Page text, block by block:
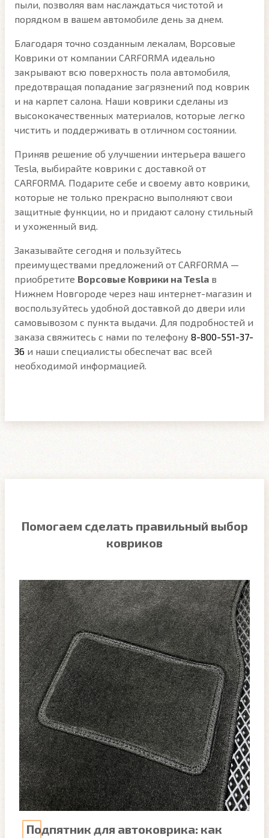
пыли, позволяя вам наслаждаться чистотой и
порядком в вашем автомобиле день за днем.
Благодаря точно созданным лекалам, Ворсовые
Коврики от компании CARFORMA идеально
закрывают всю поверхность пола автомобиля,
предотвращая попадание загрязнений под коврик
и на карпет салона. Наши коврики сделаны из
высококачественных материалов, которые легко
чистить и поддерживать в отличном состоянии.
Приняв решение об улучшении интерьера вашего
Tesla, выбирайте коврики с доставкой от
CARFORMA. Подарите себе и своему авто коврики,
которые не только прекрасно выполняют свои
защитные функции, но и придают салону стильный
и ухоженный вид.
Заказывайте сегодня и пользуйтесь
преимуществами предложений от CARFORMA —
приобретите Ворсовые Коврики на Tesla в
Нижнем Новгороде через наш интернет-магазин и
воспользуйтесь удобной доставкой до двери или
самовывозом с пункта выдачи. Для подробностей и
заказа свяжитесь с нами по телефону 8-800-551-37-
36 и наши специалисты обеспечат вас всей
необходимой информацией.
Помогаем сделать правильный выбор
ковриков
Подпятник для автоковрика: как